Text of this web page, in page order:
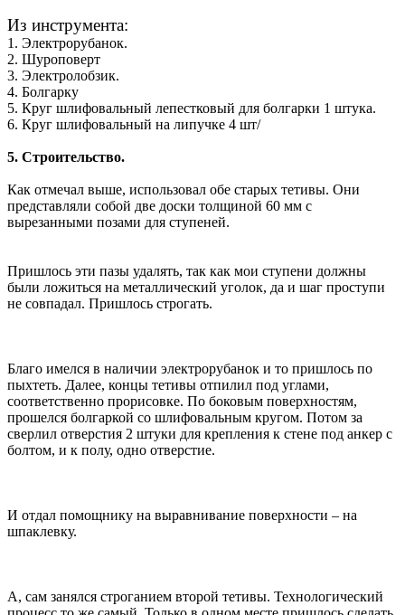
Из инструмента:
1. Электрорубанок.
2. Шуроповерт
3. Электролобзик.
4. Болгарку
5. Круг шлифовальный лепестковый для болгарки 1 штука.
6. Круг шлифовальный на липучке 4 шт/
5. Строительство.
Как отмечал выше, использовал обе старых тетивы. Они
представляли собой две доски толщиной 60 мм с
вырезанными позами для ступеней.
Пришлось эти пазы удалять, так как мои ступени должны
были ложиться на металлический уголок, да и шаг проступи
не совпадал. Пришлось строгать.
Благо имелся в наличии электрорубанок и то пришлось по
пыхтеть. Далее, концы тетивы отпилил под углами,
соответственно прорисовке. По боковым поверхностям,
прошелся болгаркой со шлифовальным кругом. Потом за
сверлил отверстия 2 штуки для крепления к стене под анкер с
болтом, и к полу, одно отверстие.
И отдал помощнику на выравнивание поверхности – на
шпаклевку.
А, сам занялся строганием второй тетивы. Технологический